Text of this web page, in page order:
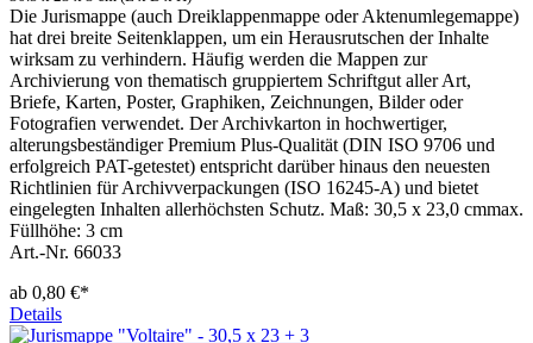
Die Jurismappe (auch Dreiklappenmappe oder Aktenumlegemappe)
hat drei breite Seitenklappen, um ein Herausrutschen der Inhalte
wirksam zu verhindern. Häufig werden die Mappen zur
Archivierung von thematisch gruppiertem Schriftgut aller Art,
Briefe, Karten, Poster, Graphiken, Zeichnungen, Bilder oder
Fotografien verwendet. Der Archivkarton in hochwertiger,
alterungsbeständiger Premium Plus-Qualität (DIN ISO 9706 und
erfolgreich PAT-getestet) entspricht darüber hinaus den neuesten
Richtlinien für Archivverpackungen (ISO 16245-A) und bietet
eingelegten Inhalten allerhöchsten Schutz. Maß: 30,5 x 23,0 cmmax.
Füllhöhe: 3 cm
Art.-Nr. 66033
ab 0,80 €*
Details